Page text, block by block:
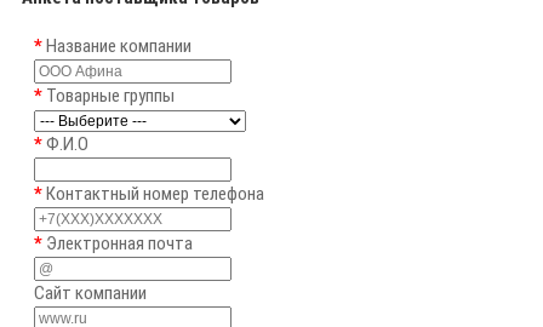
Название компании
Товарные группы
Ф.И.О
Контактный номер телефона
Электронная почта
Сайт компании